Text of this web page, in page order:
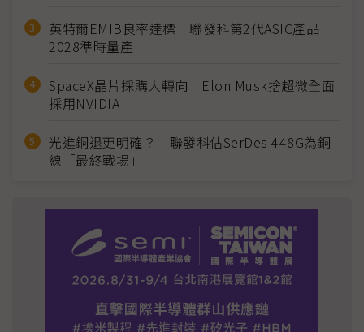
英特爾EMIB良率達標 聯發科第2代ASIC產品
2028準時量產
SpaceX晶片採購大轉向 Elon Musk捨超微全面
採用NVIDIA
光進銅退更明確？ 聯發科估SerDes 448G為銅
線「最終戰場」